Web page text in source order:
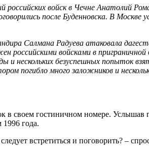
российских войск в Чечне Анатолий
после Буденновска. В
Салмана Радуева атаковала
российскими войсками в
нескольких безуспешных попыток
погибло много заложников и
своем гостиничном номере. Услышав
года.
встретиться и поговорить? –